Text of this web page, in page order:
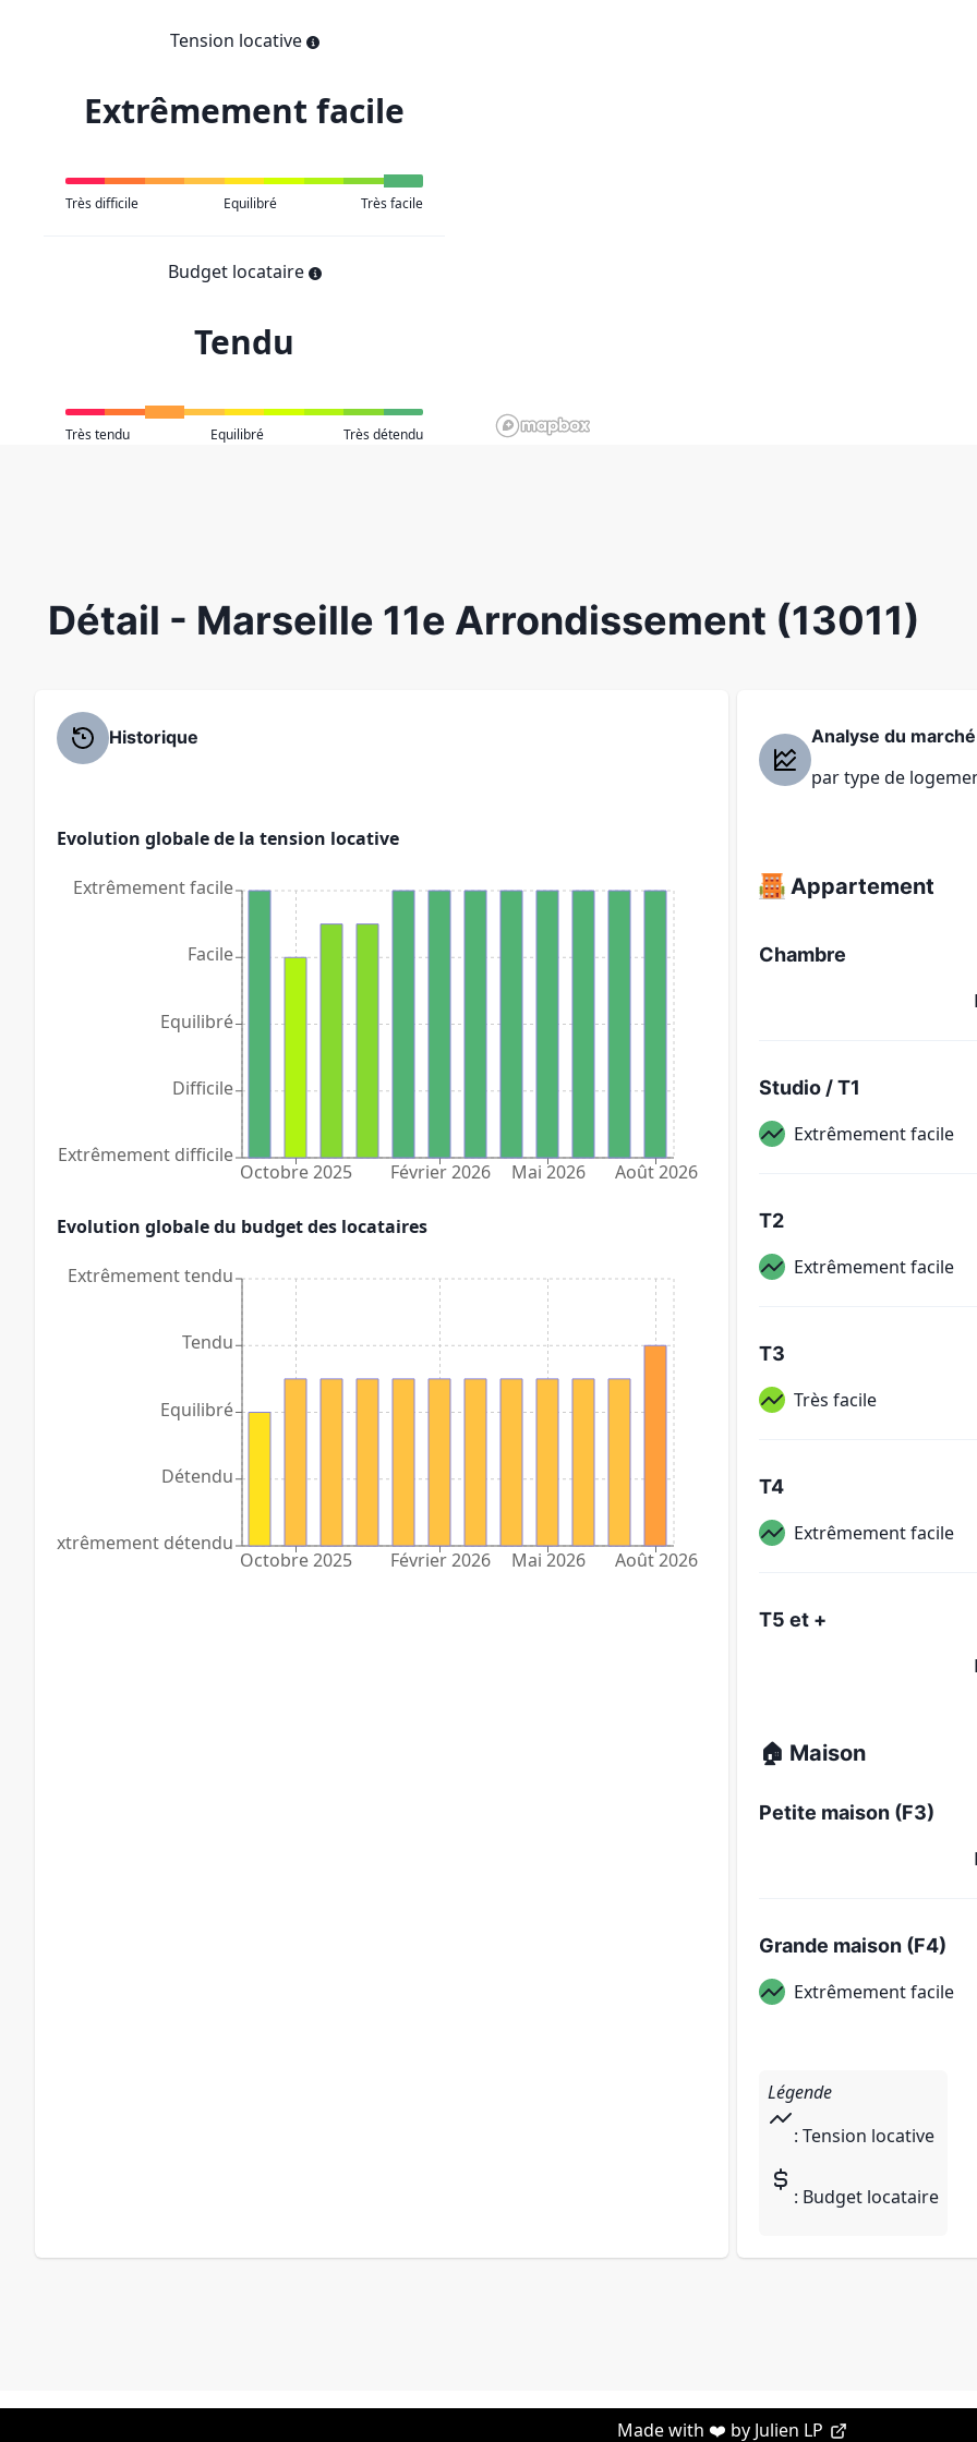
Tension locative
Extrêmement facile
Très difficile Equilibré Très facile
Budget locataire
Tendu
Très tendu Equilibré Très détendu
Détail - Marseille 11e Arrondissement (13011)
Historique
Evolution globale de la tension locative
Octobre 2025 Février 2026 Mai 2026 Août 2026
Extrêmement difficile
Difficile
Equilibré
Facile
Extrêmement facile
Evolution globale du budget des locataires
Octobre 2025 Février 2026 Mai 2026 Août 2026
Extrêmement détendu
Détendu
Equilibré
Tendu
Extrêmement tendu
Analyse du marché
par type de
Appartement
Chambre
Studio / T1
Extrêmement facile
T2
Extrêmement facile
T3
Très facile
T4
Extrêmement facile
T5 et +
🏠 Maison
Petite maison (F3)
Grande maison (F4)
Extrêmement facile
Légende
: Tension locative
: Budget locataire
Made with ❤️ by Julien LP